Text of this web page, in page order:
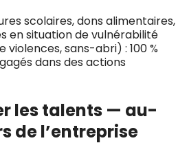
scolaires, dons alimentaires,
en situation de vulnérabilité
sans-abri) : 100 %
dans des actions
les talents — au-
de l’entreprise